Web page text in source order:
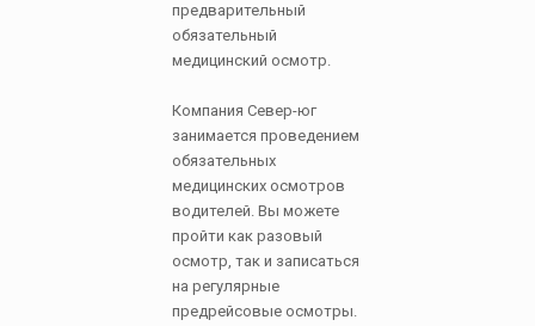
предварительный
обязательный
медицинский осмотр.
Компания Север-юг
занимается проведением
обязательных
медицинских осмотров
водителей. Вы можете
пройти как разовый
осмотр, так и записаться
на регулярные
предрейсовые осмотры.